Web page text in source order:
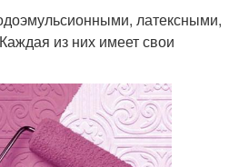
латексными,
из них имеет свои